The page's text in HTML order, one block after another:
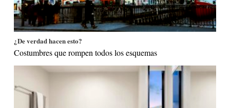
¿De verdad hacen esto?
Costumbres que rompen todos los esquemas